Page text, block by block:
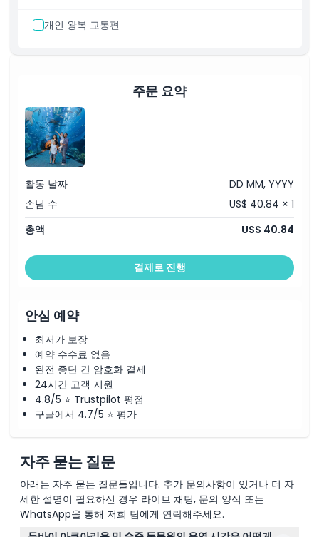
개인 왕복 교통편
주문 요약
활동 날짜
DD MM, YYYY
손님 수
US$ 40.84 × 1
총액
US$ 40.84
결제로 진행
안심 예약
최저가 보장
예약 수수료 없음
완전 종단 간 암호화 결제
24시간 고객 지원
4.8/5 ⭐ Trustpilot 평점
구글에서 4.7/5 ⭐ 평가
자주 묻는 질문
아래는 자주 묻는 질문들입니다. 추가 문의사항이 있거나 더 자
세한 설명이 필요하신 경우 라이브 채팅, 문의 양식 또는
WhatsApp을 통해 저희 팀에게 연락해주세요.